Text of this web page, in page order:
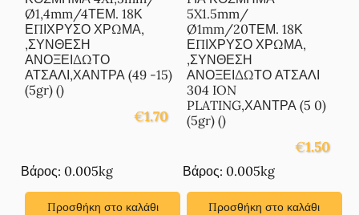
Ø1,4mm/4ΤΕΜ. 18Κ
ΕΠΙΧΡΥΣΟ ΧΡΩΜΑ,
,ΣΥΝΘΕΣΗ
ΑΝΟΞΕΙΔΩΤΟ
ΑΤΣΑΛΙ,ΧΑΝΤΡΑ (49 -15)
(5gr) ()
€1.70
Βάρος: 0.005kg
Προσθήκη στο καλάθι
5X1.5mm/
Ø1mm/20ΤΕΜ. 18Κ
ΕΠΙΧΡΥΣΟ ΧΡΩΜΑ,
,ΣΥΝΘΕΣΗ
ΑΝΟΞΕΙΔΩΤΟ ΑΤΣΑΛΙ
304 ION
PLATING,ΧΑΝΤΡΑ (5 0)
(5gr) ()
€1.50
Βάρος: 0.005kg
Προσθήκη στο καλάθι